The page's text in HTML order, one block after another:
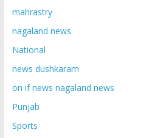
mahrastry
nagaland news
National
news dushkaram
on if news nagaland news
Punjab
Sports